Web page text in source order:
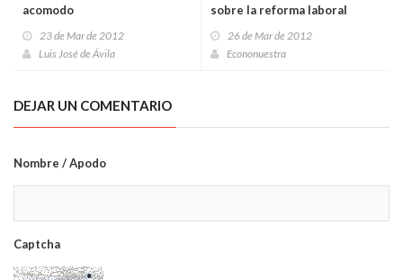
acomodo
23 de Mar de 2012
Luis José de Ávila
sobre la reforma laboral
26 de Mar de 2012
Econonuestra
DEJAR UN COMENTARIO
Nombre / Apodo
Captcha